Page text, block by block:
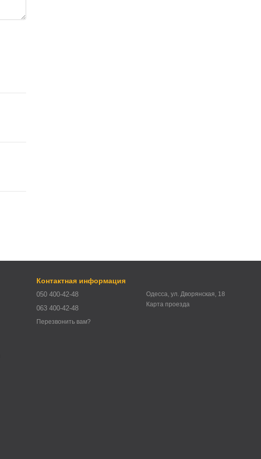
Контактная информация
050 400-42-48
063 400-42-48
Перезвонить вам?
Одесса, ул. Дворянская, 18
Карта проезда